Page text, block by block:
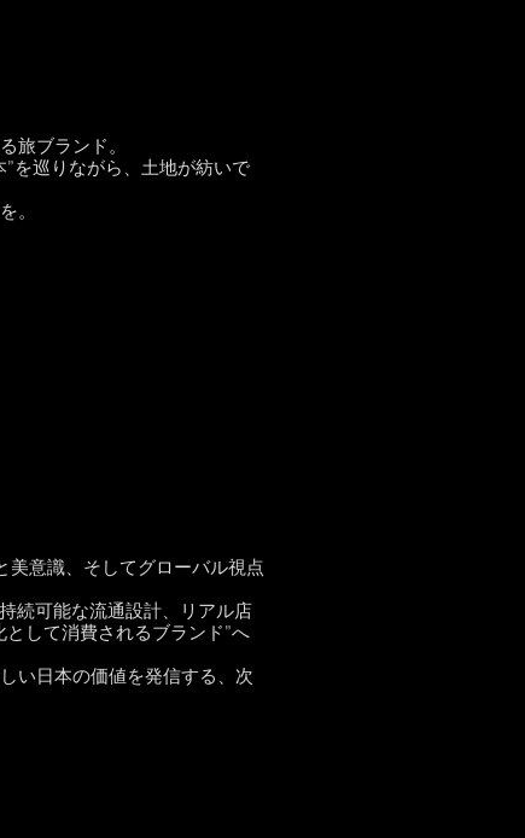
旅ブランド。
を巡りながら、土地が紡いで
。
美意識、そしてグローバル視点
続可能な流通設計、リアル店
して消費されるブランド”へ
い日本の価値を発信する、次